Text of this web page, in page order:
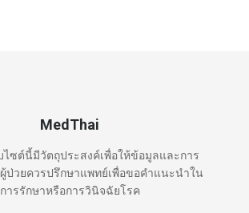
MedThai
ไซต์นี้มีวัตถุประสงค์เพื่อให้ข้อมูลและการ
ป่วยควรปรึกษาแพทย์เพื่อขอคำแนะนำใน
การรักษาหรือการวินิจฉัยโรค